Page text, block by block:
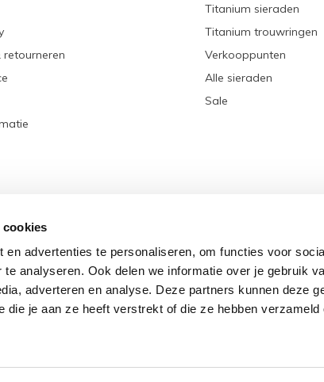
cookies
en advertenties te personaliseren, om functies voor
analyseren. Ook delen we informatie over je gebruik
adverteren en analyse. Deze partners kunnen deze
die je aan ze heeft verstrekt of die ze hebben verzameld
retourneren
Titanium sieraden
Titanium trouwringen
Verkooppunten
Alle sieraden
Sale
2026- Theme RePos - Theme ByDMWSxPlus+ -RSS-feed